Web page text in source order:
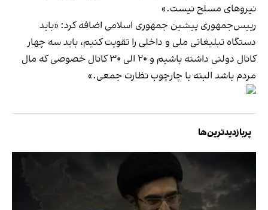
نیروهای مسلح نیست.»
رییس‌‌جمهوری پیشین جمهوری اسلامی اضافه کرد: «باید
دستگاه تبلیغاتی ملی و داخلی را تقویت کنیم، باید سه چهار
کانال دولتی داشته باشیم و ۲۰ الی ۳۰ کانال خصوصی که مال
مردم باشد البته با چارچوب نظارت جمعی.»
پربازدیدترین‌ها